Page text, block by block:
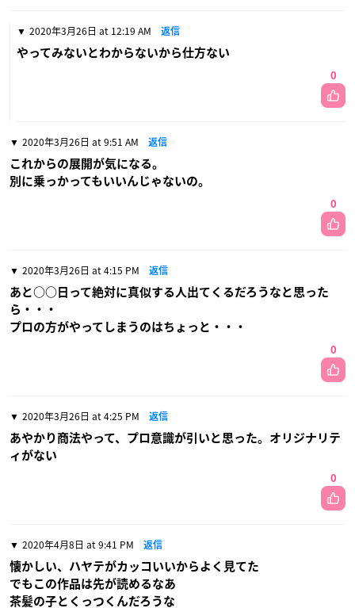
2020年3月26日 at 12:19 AM 返信
やってみないとわからないから仕方ない
0
2020年3月26日 at 9:51 AM 返信
これからの展開が気になる。
別に乗っかってもいいんじゃないの。
0
2020年3月26日 at 4:15 PM 返信
あと○○日って絶対に真似する人出てくるだろうなと思った
ら・・・
プロの方がやってしまうのはちょっと・・・
0
2020年3月26日 at 4:25 PM 返信
あやかり商法やって、プロ意識が引いと思った。オリジナリテ
ィがない
0
2020年4月8日 at 9:41 PM 返信
懐かしい、ハヤテがカッコいいからよく見てた
でもこの作品は先が読めるなあ
茶髪の子とくっつくんだろうな